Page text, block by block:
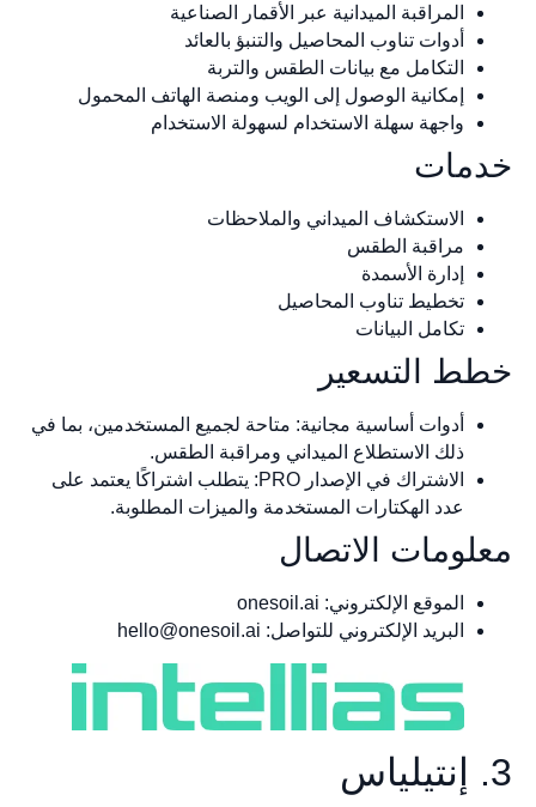
المراقبة الميدانية عبر الأقمار الصناعية
أدوات تناوب المحاصيل والتنبؤ بالعائد
التكامل مع بيانات الطقس والتربة
إمكانية الوصول إلى الويب ومنصة الهاتف المحمول
واجهة سهلة الاستخدام لسهولة الاستخدام
الاستكشاف الميداني والملاحظات
مراقبة الطقس
إدارة الأسمدة
تخطيط تناوب المحاصيل
تكامل البيانات
التسعير
أدوات أساسية مجانية: متاحة لجميع المستخدمين، بما في
ذلك الاستطلاع الميداني ومراقبة الطقس.
الاشتراك في الإصدار PRO: يتطلب اشتراكًا يعتمد على
عدد الهكتارات المستخدمة والميزات المطلوبة.
الاتصال
الموقع الإلكتروني: onesoil.ai
البريد الإلكتروني للتواصل:hello@onesoil.ai